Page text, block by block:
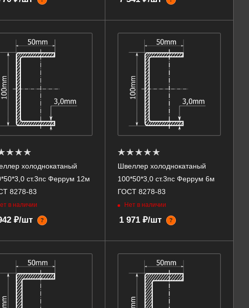
холоднокатаный
ст.3пс Феррум 12м
8278-83
в наличии
₽/шт ?
Швеллер холоднокатаный
100*50*3,0 ст.3пс Феррум 6м
ГОСТ 8278-83
Нет в наличии
1 971 ₽/шт ?